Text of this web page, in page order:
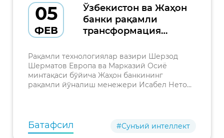
05
ФЕВ
Ўзбекистон ва Жаҳон
банки рақамли
трансформация
ҳамкорликни
кенгайтиришни
муҳокама қилди
Рақамли технологиялар вазири Шерзод
Шерматов Европа ва Марказий Осиё
минтақаси бўйича Жаҳон банкининг
рақамли йўналиш менежери Исабел Нето
Батафсил #Сунъий интеллект